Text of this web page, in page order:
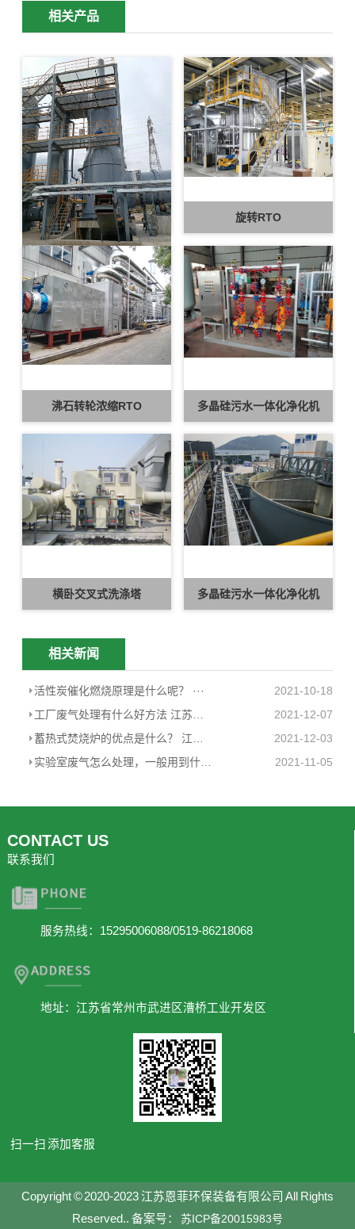
相关产品
回转窑 旋转RTO
沸石转轮浓缩RTO 多晶硅污水一体化净化机
横卧交叉式洗涤塔 多晶硅污水一体化净化机
相关新闻
活性炭催化燃烧原理是什么呢？ ···
2021-10-18
2021-12-07
2021-12-03
2021-11-05
CONTACT US
联系我们
服务热线：15295006088/0519-86218068
地址：江苏省常州市武进区漕桥工业开发区
扫一扫 添加客服
Copyright © 2020-2023 江苏恩菲环保装备有限公司 All Rights
Reserved.. 备案号： 苏ICP备20015983号